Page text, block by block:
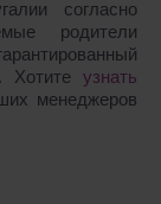
согласно
родители
Хотите узнать
менеджеров